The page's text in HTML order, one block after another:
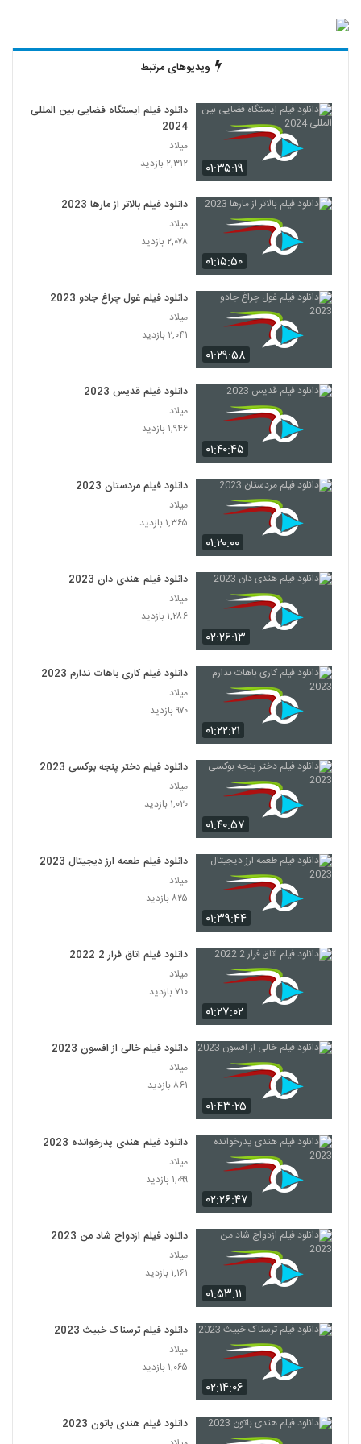
ویدیوهای مرتبط
۰۱:۳۵:۱۹
دانلود فیلم ایستگاه فضایی بین المللی
2024
میلاد
۲,۳۱۲ بازدید
۰۱:۱۵:۵۰
دانلود فیلم بالاتر از مارها 2023
میلاد
۲,۰۷۸ بازدید
۰۱:۲۹:۵۸
دانلود فیلم غول چراغ جادو 2023
میلاد
۲,۰۴۱ بازدید
۰۱:۴۰:۴۵
دانلود فیلم قدیس 2023
میلاد
۱,۹۴۶ بازدید
۰۱:۲۰:۰۰
دانلود فیلم مردستان 2023
میلاد
۱,۳۶۵ بازدید
۰۲:۲۶:۱۳
دانلود فیلم هندی دان 2023
میلاد
۱,۲۸۶ بازدید
۰۱:۲۲:۲۱
دانلود فیلم کاری باهات ندارم 2023
میلاد
۹۷۰ بازدید
۰۱:۴۰:۵۷
دانلود فیلم دختر پنجه بوکسی 2023
میلاد
۱,۰۲۰ بازدید
۰۱:۳۹:۴۴
دانلود فیلم طعمه ارز دیجیتال 2023
میلاد
۸۲۵ بازدید
۰۱:۲۷:۰۲
دانلود فیلم اتاق فرار 2 2022
میلاد
۷۱۰ بازدید
۰۱:۴۳:۲۵
دانلود فیلم خالی از افسون 2023
میلاد
۸۶۱ بازدید
۰۲:۲۶:۴۷
دانلود فیلم هندی پدرخوانده 2023
میلاد
۱,۰۹۹ بازدید
۰۱:۵۳:۱۱
دانلود فیلم ازدواج شاد من 2023
میلاد
۱,۱۶۱ بازدید
۰۲:۱۴:۰۶
دانلود فیلم ترسناک خبیث 2023
میلاد
۱,۰۶۵ بازدید
دانلود فیلم هندی باتون 2023